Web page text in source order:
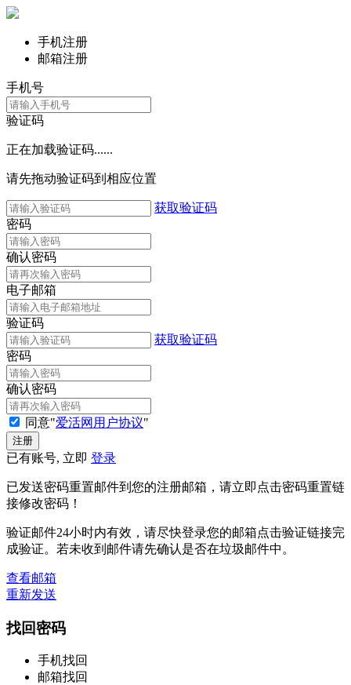
手机注册
邮箱注册
手机号
验证码
正在加载验证码......
请先拖动验证码到相应位置
获取验证码
密码
确认密码
电子邮箱
验证码
获取验证码
密码
确认密码
同意"爱活网用户协议"
已有账号, 立即 登录
已发送密码重置邮件到您的注册邮箱，请立即点击密码重置链
接修改密码！
验证邮件24小时内有效，请尽快登录您的邮箱点击验证链接完
成验证。若未收到邮件请先确认是否在垃圾邮件中。
查看邮箱
重新发送
找回密码
手机找回
邮箱找回